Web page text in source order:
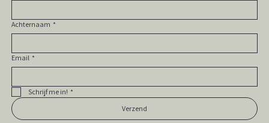
Achternaam *
Email *
Schrijf me in! *
Verzend